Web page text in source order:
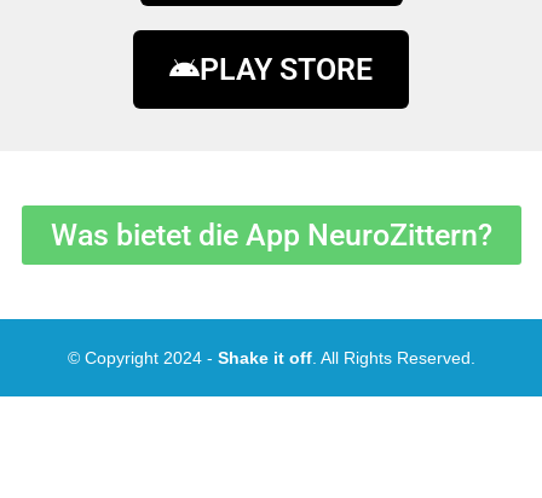
PLAY STORE
Was bietet die App NeuroZittern?
© Copyright 2024 - Shake it off. All Rights Reserved.